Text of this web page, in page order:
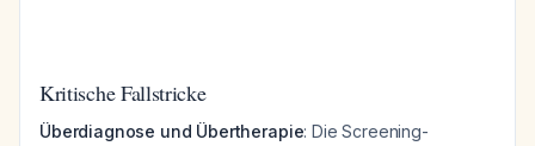
Kritische Fallstricke
Überdiagnose und Übertherapie: Die Screening-